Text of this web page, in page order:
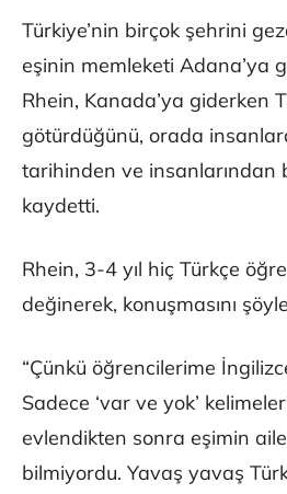
Türkiye’nin birçok şehrini
eşinin memleketi Adana’ya
Rhein, Kanada’ya giderken
götürdüğünü, orada
tarihinden ve insanlarından
kaydetti.
Rhein, 3-4 yıl hiç Türkçe
değinerek, konuşmasını
“Çünkü öğrencilerime
Sadece ‘var ve yok’
evlendikten sonra eşimin
bilmiyordu. Yavaş yavaş